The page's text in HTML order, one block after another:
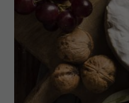
Brânza care îți
din această
13 ian 2025, 12:51